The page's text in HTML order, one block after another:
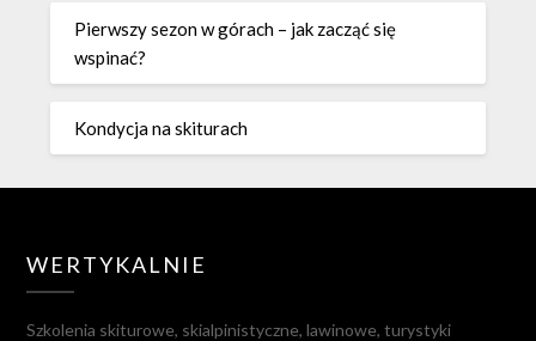
Pierwszy sezon w górach – jak zacząć się
wspinać?
Kondycja na skiturach
WERTYKALNIE
Szkolenia skiturowe, skialpinistyczne, lawinowe, turystyki